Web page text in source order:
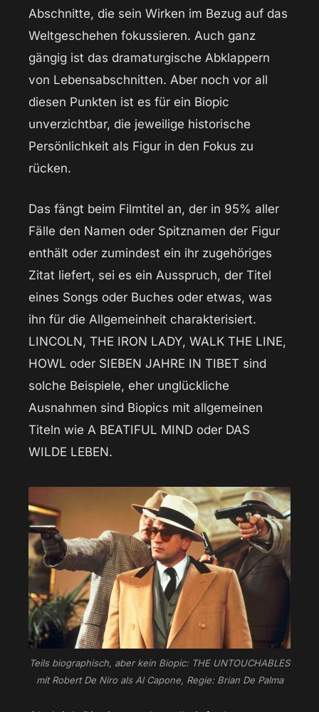
Abschnitte, die sein Wirken im Bezug auf das
Weltgeschehen fokussieren. Auch ganz
gängig ist das dramaturgische Abklappern
von Lebensabschnitten. Aber noch vor all
diesen Punkten ist es für ein Biopic
unverzichtbar, die jeweilige historische
Persönlichkeit als Figur in den Fokus zu
rücken.
Das fängt beim Filmtitel an, der in 95% aller
Fälle den Namen oder Spitznamen der Figur
enthält oder zumindest ein ihr zugehöriges
Zitat liefert, sei es ein Ausspruch, der Titel
eines Songs oder Buches oder etwas, was
ihn für die Allgemeinheit charakterisiert.
LINCOLN, THE IRON LADY, WALK THE LINE,
HOWL oder SIEBEN JAHRE IN TIBET sind
solche Beispiele, eher unglückliche
Ausnahmen sind Biopics mit allgemeinen
Titeln wie A BEATIFUL MIND oder DAS
WILDE LEBEN.
Teils biographisch, aber kein Biopic: THE UNTOUCHABLES
mit Robert De Niro als Al Capone, Regie: Brian De Palma